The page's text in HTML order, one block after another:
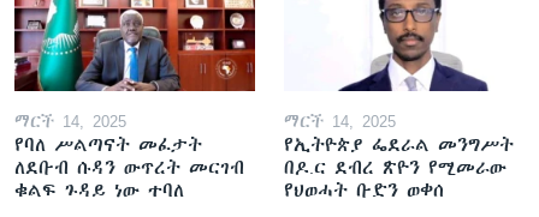
ማርች 14, 2025
የባለ ሥልጣናት መፈታት
ለደቡብ ሱዳን ውጥረት መርገብ
ቁልፍ ጉዳይ ነው ተባለ
ማርች 14, 2025
የኢትዮጵያ ፌደራል መንግሥት
በዶ.ር ደብረ ጽዮን የሚመራው
የህወሓት ቡድን ወቀሰ